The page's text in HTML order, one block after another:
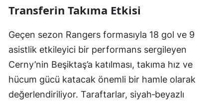
Transferin Takıma Etkisi
Geçen sezon Rangers formasıyla 18 gol ve 9
asistlik etkileyici bir performans sergileyen
Cerny’nin Beşiktaş’a katılması, takıma hız ve
hücum gücü katacak önemli bir hamle olarak
değerlendiriliyor. Taraftarlar, siyah‑beyazlı